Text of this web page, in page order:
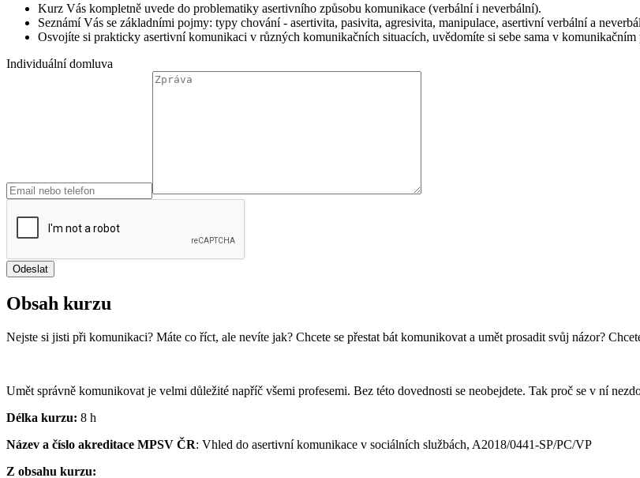
Kurz Vás kompletně uvede do problematiky asertivního způsobu komunikace (verbální i neverbální).
Seznámí Vás se základními pojmy: typy chování - asertivita, pasivita, agresivita, manipulace, asertivní verbální a
Osvojíte si prakticky asertivní komunikaci v různých komunikačních situacích, uvědomíte si sebe sama v komunikačním
Individuální domluva
Obsah kurzu
Nejste si jisti při komunikaci? Máte co říct, ale nevíte jak? Chcete se přestat bát komunikovat a umět prosadit svůj názor?
Umět správně komunikovat je velmi důležité napříč všemi profesemi. Bez této dovednosti se neobejdete. Tak proč se v ní
Délka kurzu: 8 h
Název a číslo akreditace MPSV ČR: Vhled do asertivní komunikace v sociálních službách, A2018/0441-SP/PC/VP
Z obsahu kurzu: